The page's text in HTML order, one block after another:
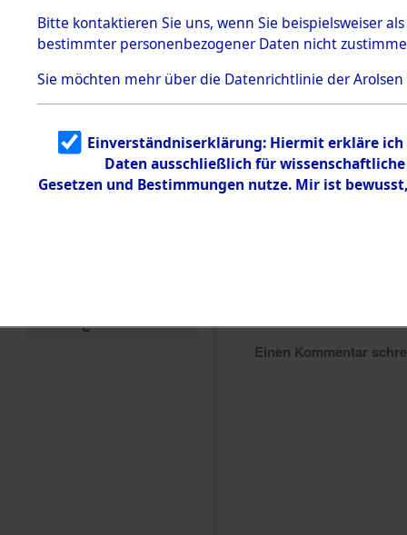
5.3.1 Alliierte
Erhebungen
zu
Todesmärsch
en
5.3.2
Identifizierun
g
5.3.3
Todesmärsch
e
Einen Kommentar
Bitte kontaktieren Sie uns, wenn Sie beispielsweiser
bestimmter personenbezogener Daten nicht
Sie möchten mehr über die Datenrichtlinie der Arolsen
Einverständniserklärung: Hiermit erkläre
Daten ausschließlich für
Gesetzen und Bestimmungen nutze. Mir ist